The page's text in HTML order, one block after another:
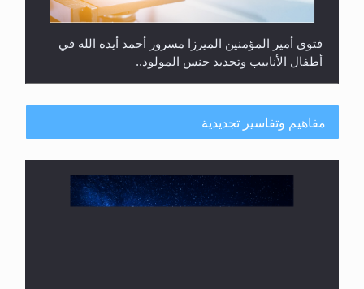
فتوى أمير المؤمنين الميرزا مسرور أحمد أيده الله في
أطفال الأنابيب وتحديد جنس المولود..
مفاهيم وتفاسير تجديدية